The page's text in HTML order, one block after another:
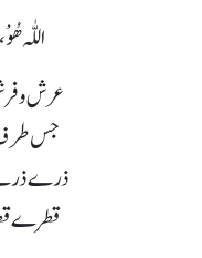
اللّٰہ
عرش و
جس طرف
ذرے ذرے
قطرے